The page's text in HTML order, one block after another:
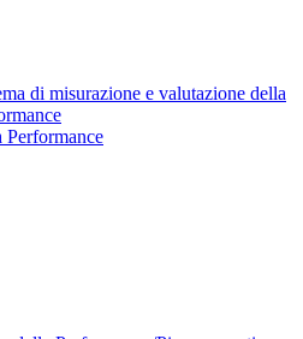
di misurazione e valutazione della
Performance